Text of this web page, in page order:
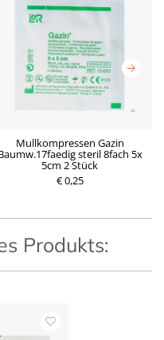
Mullkompressen Gazin
steril 8fach 5x
5cm 2 Stück
€ 0,25
Produkts: